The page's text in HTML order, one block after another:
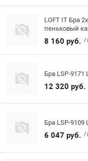
LOFT IT Бра
пеньковый
8 160 руб. /
Бра LSP-9171
12 320 руб.
Бра LSP-9109
6 047 руб. /